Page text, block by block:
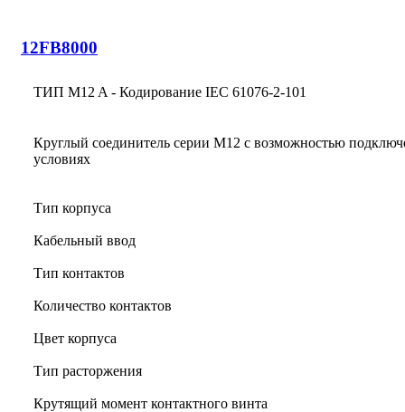
12FB8000
ТИП M12 A - Кодирование IEC 61076-2-101
Круглый соединитель серии M12 с возможностью
условиях
Тип корпуса
Кабельный ввод
Тип контактов
Количество контактов
Цвет корпуса
Тип расторжения
Крутящий момент контактного винта